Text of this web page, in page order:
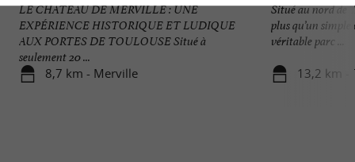
LE CHÂTEAU DE MERVILLE : UNE
EXPÉRIENCE HISTORIQUE ET LUDIQUE
AUX PORTES DE TOULOUSE Situé à
seulement 20 ...
8,7 km - Merville
Situé au nord de
plus qu’un simple
véritable parc ...
13,2 km -